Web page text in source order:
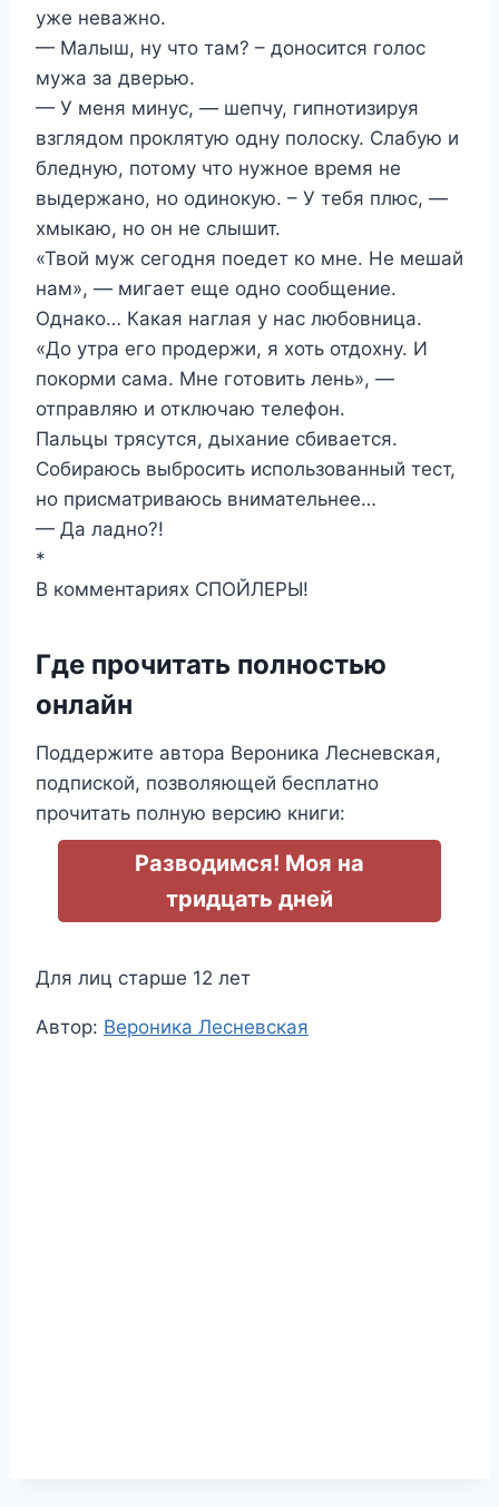
уже неважно.
— Малыш, ну что там? – доносится голос
мужа за дверью.
— У меня минус, — шепчу, гипнотизируя
взглядом проклятую одну полоску. Слабую и
бледную, потому что нужное время не
выдержано, но одинокую. – У тебя плюс, —
хмыкаю, но он не слышит.
«Твой муж сегодня поедет ко мне. Не мешай
нам», — мигает еще одно сообщение.
Однако… Какая наглая у нас любовница.
«До утра его продержи, я хоть отдохну. И
покорми сама. Мне готовить лень», —
отправляю и отключаю телефон.
Пальцы трясутся, дыхание сбивается.
Собираюсь выбросить использованный тест,
но присматриваюсь внимательнее…
— Да ладно?!
*
В комментариях СПОЙЛЕРЫ!
Где прочитать полностью
онлайн
Поддержите автора Вероника Лесневская,
подпиской, позволяющей бесплатно
прочитать полную версию книги:
Разводимся! Моя на
тридцать дней
Для лиц старше 12 лет
Метки
Автор: Вероника Лесневская